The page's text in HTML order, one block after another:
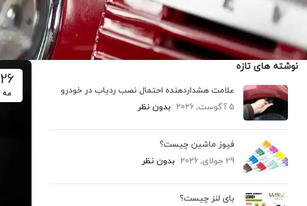
26
مه
نوشته های تازه
علامت هشداردهنده احتمال نصب ردیاب در خودرو
5 آگوست, 2026
بدون نظر
فیوز ماشین چیست؟
29 جولای, 2026
بدون نظر
بای لنز چیست؟